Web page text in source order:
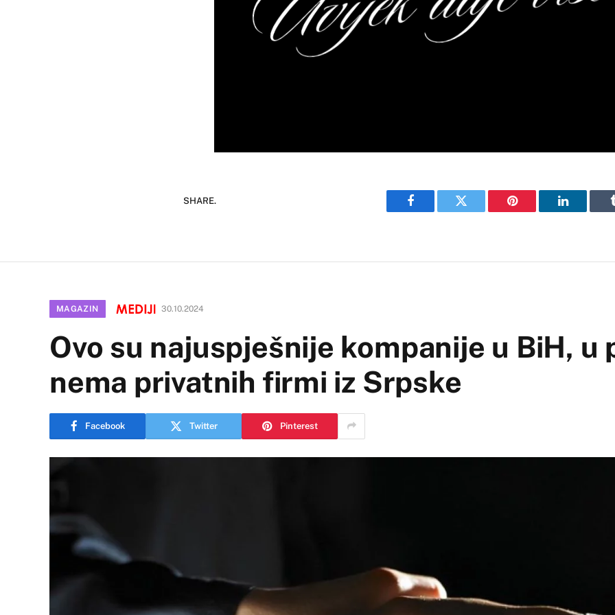
SHARE.
Facebook Twitter Pinterest LinkedIn
MAGAZIN 30.10.2024
Ovo su najuspješnije kompanije u BiH, u
nema privatnih firmi iz Srpske
Facebook Twitter Pinterest